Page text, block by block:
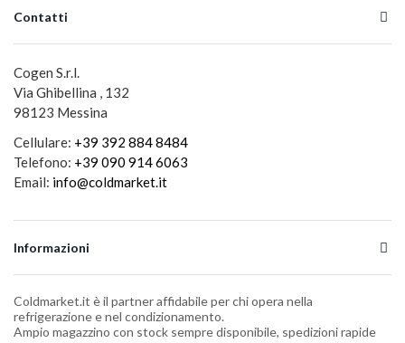
Contatti
Cogen S.r.l.
Via Ghibellina , 132
98123 Messina
Cellulare: +39 392 884 8484
Telefono: +39 090 914 6063
Email: info@coldmarket.it
Informazioni
Coldmarket.it è il partner affidabile per chi opera nella
refrigerazione e nel condizionamento.
Ampio magazzino con stock sempre disponibile, spedizioni rapide